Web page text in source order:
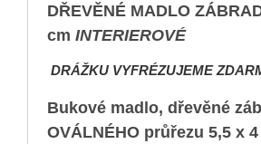
DŘEVĚNÉ MADLO
cm INTERIEROVÉ
DRÁŽKU VYFRÉZUJEME
Bukové madlo, dřevěné
OVÁLNÉHOprůřezu 5,5 x